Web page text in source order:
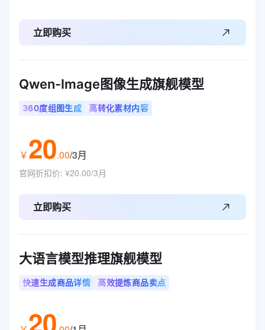
立即购买
Qwen-Image图像生成旗舰模型
360度组图生成 高转化素材内容
￥20.00/3月
官网折扣价: ¥20.00/3月
立即购买
大语言模型推理旗舰模型
快速生成商品详情 高效提炼商品卖点
20